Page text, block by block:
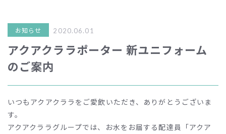
お知らせ 2020.06.01
アクアクララポーター 新ユニフォーム
のご案内
いつもアクアクララをご愛飲いただき、ありがとうございま
す。
アクアクララグループでは、お水をお届する配達員「アクア